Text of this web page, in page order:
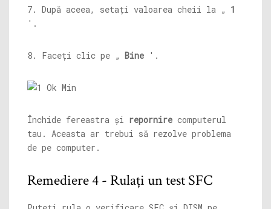
7. După aceea, setați valoarea cheii la „ 1
'.
8. Faceți clic pe „ Bine '.
Închide fereastra și repornire computerul
tau. Aceasta ar trebui să rezolve problema
de pe computer.
Remediere 4 - Rulați un test SFC